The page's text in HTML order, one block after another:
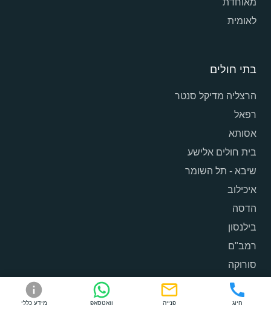
לאומית
בתי חולים
הרצליה מדיקל סנטר
רפאל
אסותא
בית חולים אלישע
שיבא - תל השומר
איכילוב
הדסה
בילנסון
רמב"ם
סורוקה
חיוג פנייה וואטסאפ מידע כללי